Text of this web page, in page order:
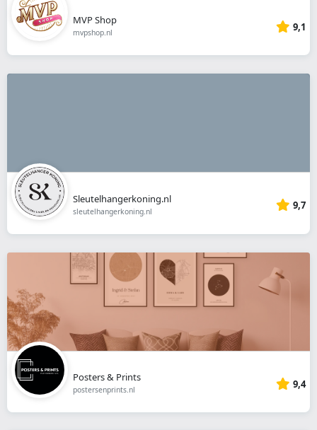
MVP Shop
mvpshop.nl 9,1
Sleutelhangerkoning.nl
sleutelhangerkoning.nl 9,7
Posters & Prints
postersenprints.nl 9,4